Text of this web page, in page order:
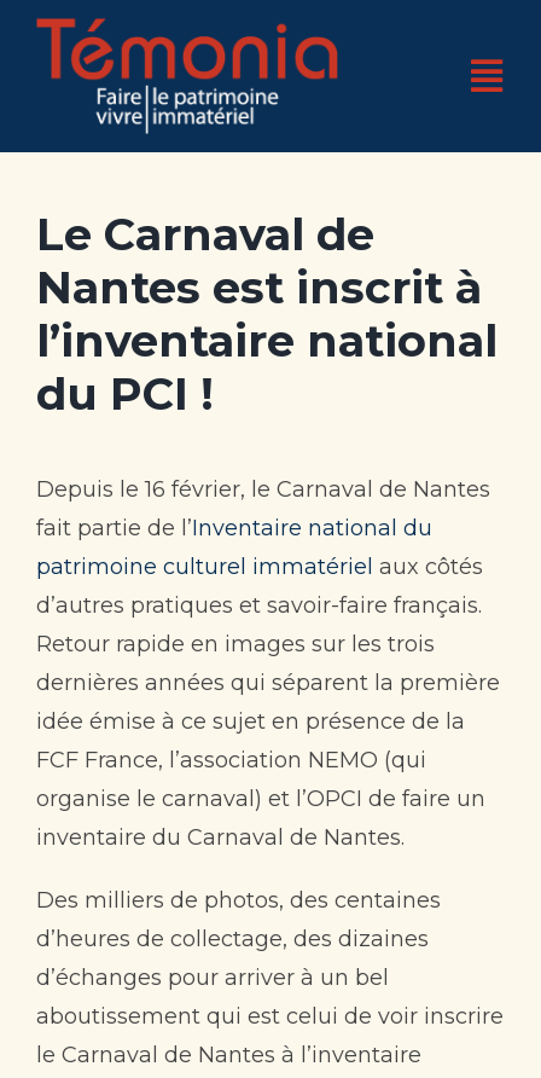
Skip
Accueil
Qui sommes-nous ?
4 pôles d’expertises
Nos réalisations
Nos actualités
Boutique
Le Carnaval de
Nantes est inscrit à
l’inventaire national
du PCI !
Depuis le 16 février, le Carnaval de Nantes
fait partie de l’Inventaire national du
patrimoine culturel immatériel aux côtés
d’autres pratiques et savoir-faire français.
Retour rapide en images sur les trois
dernières années qui séparent la première
idée émise à ce sujet en présence de la
FCF France, l’association NEMO (qui
organise le carnaval) et l’OPCI de faire un
inventaire du Carnaval de Nantes.
Des milliers de photos, des centaines
d’heures de collectage, des dizaines
d’échanges pour arriver à un bel
aboutissement qui est celui de voir inscrire
le Carnaval de Nantes à l’inventaire